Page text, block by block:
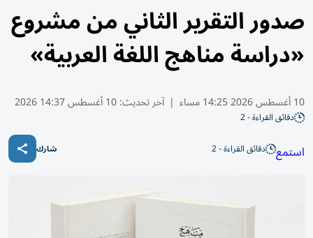
صدور التقرير الثاني من مشروع
«دراسة مناهج اللغة العربية»
10 أغسطس 2026 14:25 مساء | آخر تحديث:10 أغسطس 14:37 2026
دقائق القراءة - 2
استمع دقائق القراءة - 2 شارك